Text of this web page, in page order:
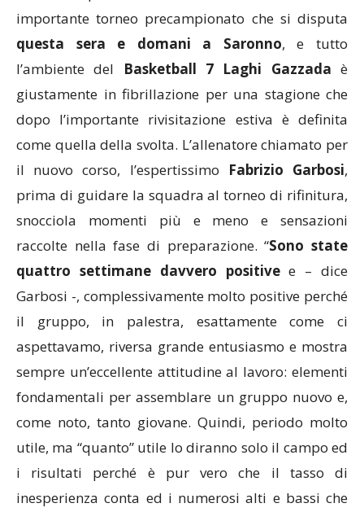
importante torneo precampionato che si disputa
questa sera e domani a Saronno, e tutto
l’ambiente del
Basketball 7 Laghi Gazzada è
giustamente in fibrillazione per una stagione che
dopo l’importante rivisitazione estiva è definita
come quella della svolta. L’allenatore chiamato per
il nuovo corso, l’espertissimo Fabrizio Garbosi,
prima di guidare la squadra al torneo di rifinitura,
snocciola momenti più e meno e sensazioni
raccolte nella fase di preparazione. “Sono state
quattro settimane davvero positivee – dice
Garbosi -, complessivamente molto positive perché
il gruppo, in palestra, esattamente come ci
aspettavamo, riversa grande entusiasmo e mostra
sempre un’eccellente attitudine al lavoro: elementi
fondamentali per assemblare un gruppo nuovo e,
come noto, tanto giovane. Quindi, periodo molto
utile, ma “quanto” utile lo diranno solo il campo ed
i risultati perché è pur vero che il tasso di
inesperienza conta ed i numerosi alti e bassi che